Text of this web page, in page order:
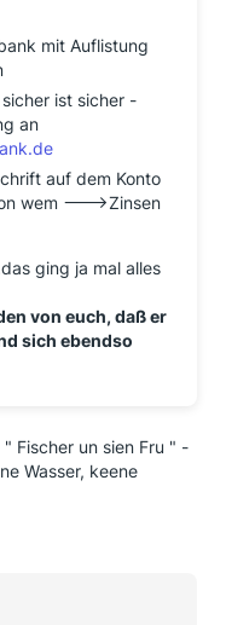
mit Auflistung
ist sicher -
an
auf dem Konto
wem --->Zinsen
ging ja mal alles
von euch, daß er
sich ebendso
Fischer un sien Fru " -
Wasser, keene